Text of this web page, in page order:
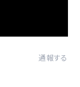
通報する